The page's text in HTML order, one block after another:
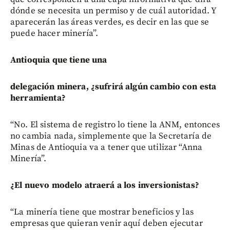
dónde se necesita un permiso y de cuál autoridad. Y
aparecerán las áreas verdes, es decir en las que se
puede hacer minería”.
Antioquia que tiene una
delegación minera, ¿sufrirá algún cambio con esta
herramienta?
“No. El sistema de registro lo tiene la ANM, entonces
no cambia nada, simplemente que la Secretaría de
Minas de Antioquia va a tener que utilizar “Anna
Minería”.
¿El nuevo modelo atraerá a los inversionistas?
“La minería tiene que mostrar beneficios y las
empresas que quieran venir aquí deben ejecutar